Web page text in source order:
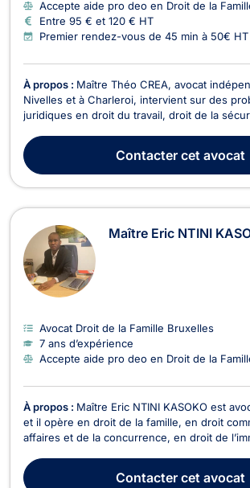
Accepte aide pro deo en Droit de la
Entre 95 € et 120 € HT
Premier rendez-vous de 45 min à 50€ HT
À propos : Maître Théo CREA, avocat
Nivelles et à Charleroi, intervient sur des
juridiques en droit du travail, droit de la
collaboratif, médiation et arbitrage. Il met
service pour défendre vos ...
Contactercet avocat
Maître Eric NTINI
Avocat Droit de la Famille Bruxelles
7 ans d’expérience
Accepte aide pro deo en Droit de la
À propos : Maître Eric NTINI KASOKO est
et il opère en droit de la famille, en droit
affaires et de la concurrence, en droit de
NTINI KASOKO intervient en droit de la
divorces à l'amiable ou con...
Contactercet avocat